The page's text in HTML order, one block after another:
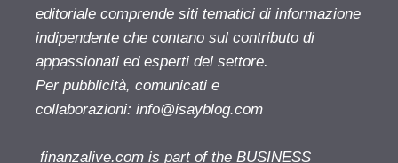
editoriale comprende siti tematici di informazione
indipendente che contano sul contributo di
appassionati ed esperti del settore.
Per pubblicità, comunicati e
collaborazioni: info@isayblog.com
finanzalive.com is part of the BUSINESS